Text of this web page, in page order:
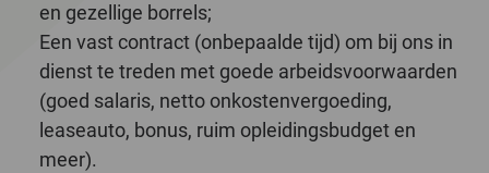
en gezellige borrels;
Een vast contract (onbepaalde tijd) om bij ons in
dienst te treden met goede arbeidsvoorwaarden
(goed salaris, netto onkostenvergoeding,
leaseauto, bonus, ruim opleidingsbudget en
meer).